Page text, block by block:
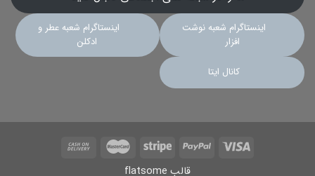
اینستاگرام شعبه نوشت
افزار
اینستاگرام شعبه عطر و
ادکلن
کانال ایتا
قالب flatsome